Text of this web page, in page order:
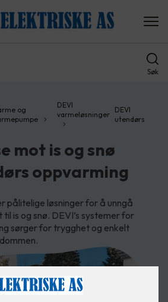
Søk
og
DEVI
varmeløsninger
DEVI
utendørs
mot is og snø
oppvarming
pålitelige løsninger for å unngå
is og snø. DEVI’s systemer for
sørger for trygghet og enkelt